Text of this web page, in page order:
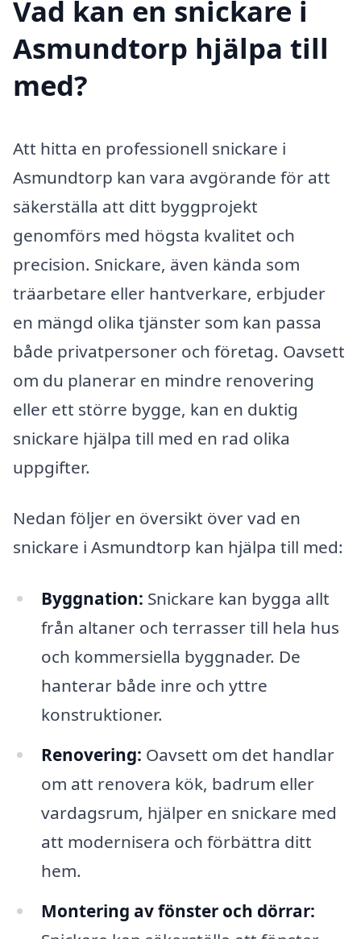
Vad kan en snickare i
Asmundtorp hjälpa till
med?
Att hitta en professionell snickare i
Asmundtorp kan vara avgörande för att
säkerställa att ditt byggprojekt
genomförs med högsta kvalitet och
precision. Snickare, även kända som
träarbetare eller hantverkare, erbjuder
en mängd olika tjänster som kan passa
både privatpersoner och företag. Oavsett
om du planerar en mindre renovering
eller ett större bygge, kan en duktig
snickare hjälpa till med en rad olika
uppgifter.
Nedan följer en översikt över vad en
snickare i Asmundtorp kan hjälpa till med:
Byggnation: Snickare kan bygga allt
från altaner och terrasser till hela hus
och kommersiella byggnader. De
hanterar både inre och yttre
konstruktioner.
Renovering: Oavsett om det handlar
om att renovera kök, badrum eller
vardagsrum, hjälper en snickare med
att modernisera och förbättra ditt
hem.
Montering av fönster och dörrar: